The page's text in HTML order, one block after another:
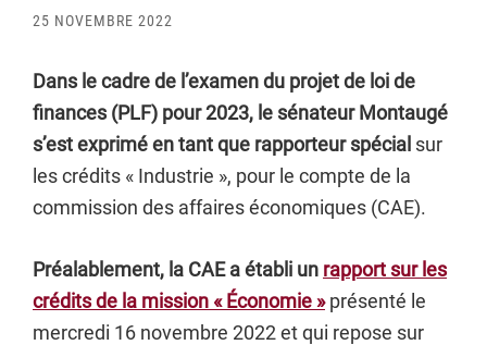
25 NOVEMBRE 2022
Dans le cadre de l’examen du projet de loi de
finances (PLF) pour 2023, le sénateur Montaugé
s’est exprimé en tant que rapporteur spécial sur
les crédits « Industrie », pour le compte de la
commission des affaires économiques (CAE).
Préalablement, la CAE a établi un rapport sur les
crédits de la mission « Économie »présenté le
mercredi 16 novembre 2022 et qui repose sur